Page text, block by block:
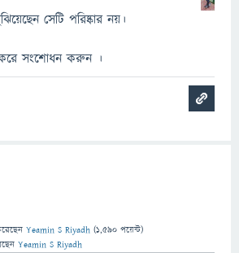
সেটি পরিষ্কার নয়।
করে সংশোধন করুন ।
Yeamin S Riyadh (1,590 পয়েন্ট)
Yeamin S Riyadh